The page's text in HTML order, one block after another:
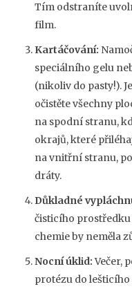
Tím odstraníte
film.
Kartáčování:
speciálního gelu
(nikoliv do pasty!).
očistěte všechny
na spodní stranu,
okrajů, které
na vnitřní stranu,
dráty.
Důkladné
čisticího
chemie by neměla
Nocní úklid:Večer,
protézu do